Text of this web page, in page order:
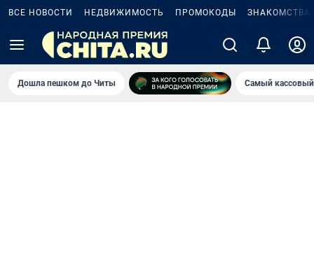
ВСЕ НОВОСТИ НЕДВИЖИМОСТЬ ПРОМОКОДЫ ЗНАКОМСТВА
Дошла пешком до Читы Самый